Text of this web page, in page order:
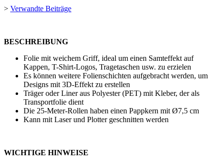
> Verwandte Beiträge
BESCHREIBUNG
Folie mit weichem Griff, ideal um einen Samteffekt auf
Kappen, T-Shirt-Logos, Tragetaschen usw. zu erzielen
Es können weitere Folienschichten aufgebracht werden, um
Designs mit 3D-Effekt zu erstellen
Träger oder Liner aus Polyester (PET) mit Kleber, der als
Transportfolie dient
Die 25-Meter-Rollen haben einen Pappkern mitØ7,5 cm
Kann mit Laser und Plotter geschnitten werden
WICHTIGE HINWEISE